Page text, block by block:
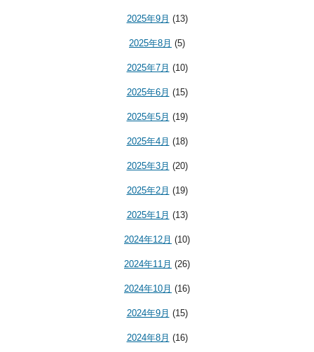
2025年9月 (13)
2025年8月 (5)
2025年7月 (10)
2025年6月 (15)
2025年5月 (19)
2025年4月 (18)
2025年3月 (20)
2025年2月 (19)
2025年1月 (13)
2024年12月 (10)
2024年11月 (26)
2024年10月 (16)
2024年9月 (15)
2024年8月 (16)